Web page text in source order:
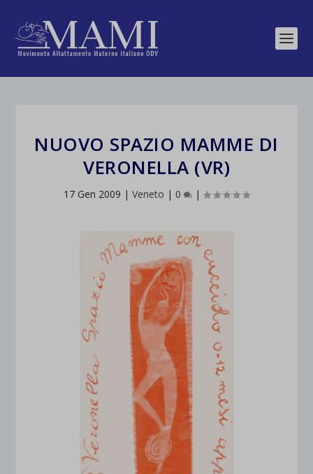
NUOVO SPAZIO MAMME DI
VERONELLA (VR)
17 Gen 2009 | Veneto | 0 |